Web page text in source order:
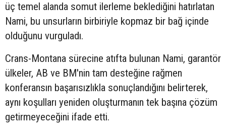
üç temel alanda somut ilerleme beklediğini hatırlatan
Nami, bu unsurların birbiriyle kopmaz bir bağ içinde
olduğunu vurguladı.
Crans-Montana sürecine atıfta bulunan Nami, garantör
ülkeler, AB ve BM'nin tam desteğine rağmen
konferansın başarısızlıkla sonuçlandığını belirterek,
aynı koşulları yeniden oluşturmanın tek başına çözüm
getirmeyeceğini ifade etti.